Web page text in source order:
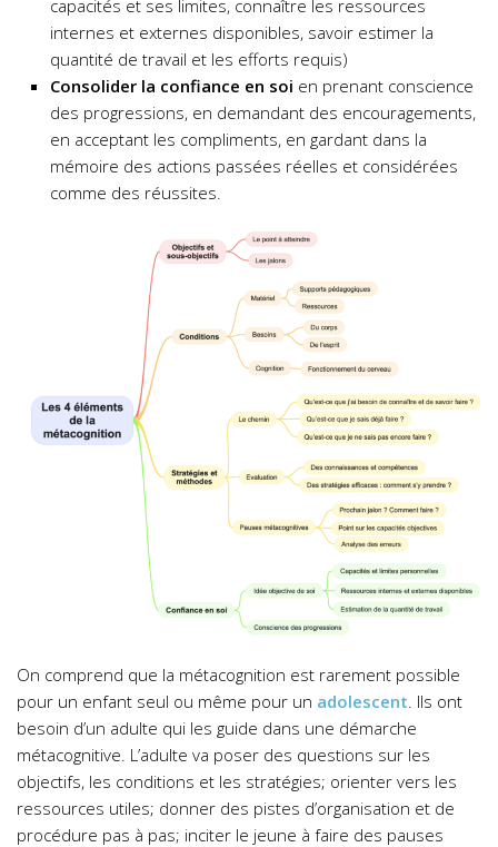
capacités et ses limites, connaître les ressources
internes et externes disponibles, savoir estimer la
quantité de travail et les efforts requis)
Consolider la confiance en soi en prenant conscience
des progressions, en demandant des encouragements,
en acceptant les compliments, en gardant dans la
mémoire des actions passées réelles et considérées
comme des réussites.
On comprend que la métacognition est rarement possible
pour un enfant seul ou même pour un adolescent . Ils ont
besoin d’un adulte qui les guide dans une démarche
métacognitive. L’adulte va poser des questions sur les
objectifs, les conditions et les stratégies; orienter vers les
ressources utiles; donner des pistes d’organisation et de
procédure pas à pas; inciter le jeune à faire des pauses